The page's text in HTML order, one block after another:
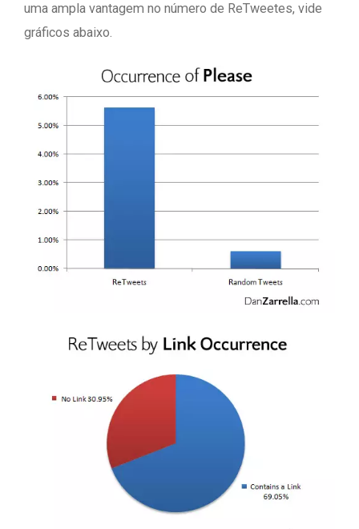
uma ampla vantagem no número de ReTweetes, vide
gráficos abaixo.